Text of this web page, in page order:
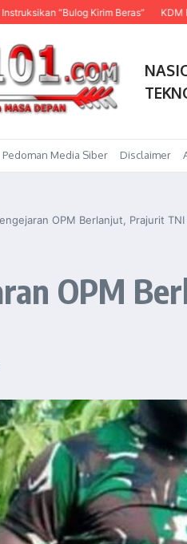
“Bulog Kirim Beras” KDM Fokus
Pedoman Media Siber Disclaimer
OPM Berlanjut, Prajurit
OPM